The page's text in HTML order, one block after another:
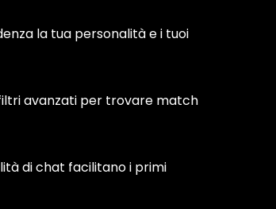
la tua personalità e i tuoi
avanzati per trovare match
di chat facilitano i primi